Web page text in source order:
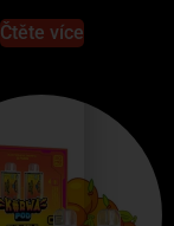
Čtěte více